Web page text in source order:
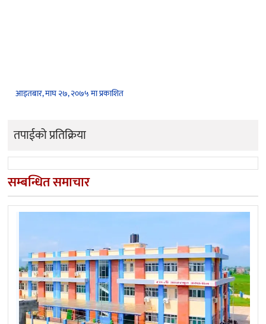
आइतबार, माघ २७, २०७५ मा प्रकाशित
तपाईको प्रतिक्रिया
सम्बन्धित समाचार